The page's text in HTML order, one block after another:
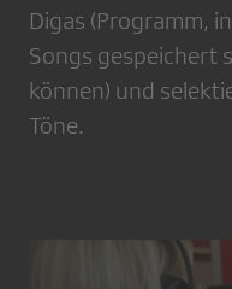
Digas (Programm,
Songs gespeichert
können) und
Töne.